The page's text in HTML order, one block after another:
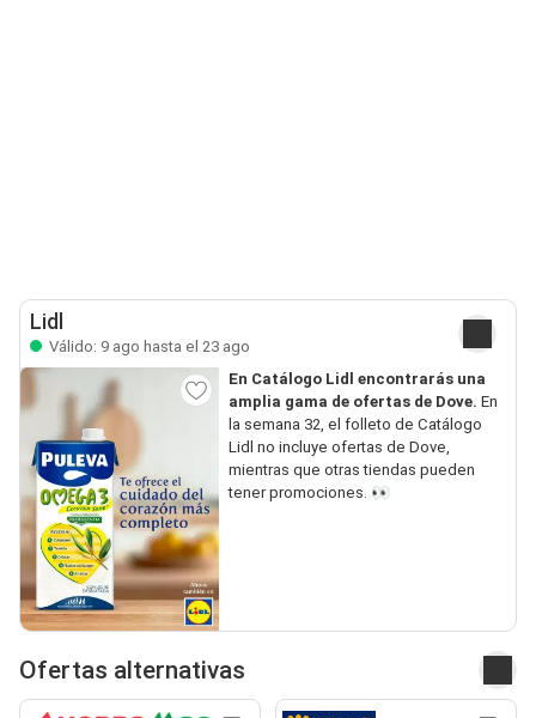
Lidl
Válido: 9 ago hasta el 23 ago
En Catálogo Lidl encontrarás una
amplia gama de ofertas de Dove. En
la semana 32, el folleto de Catálogo
Lidl no incluye ofertas de Dove,
mientras que otras tiendas pueden
tener promociones. 👀
Ofertas alternativas